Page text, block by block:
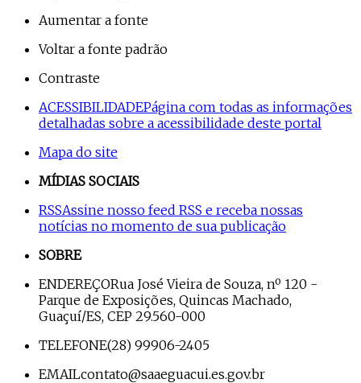
Aumentar a fonte
Voltar a fonte padrão
Contraste
ACESSIBILIDADEPágina com todas as informações
detalhadas sobre a acessibilidade deste portal
Mapa do site
MÍDIAS SOCIAIS
RSSAssine nosso feed RSS e receba nossas
notícias no momento de sua publicação
SOBRE
ENDEREÇORua José Vieira de Souza, nº 120 -
Parque de Exposições, Quincas Machado,
Guaçuí/ES, CEP 29.560-000
TELEFONE(28) 99906-2405
EMAILcontato@saaeguacui.es.gov.br